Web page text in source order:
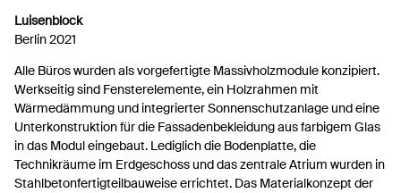
Luisenblock
Berlin 2021
Alle Büros wurden als vorgefertigte Massivholzmodule konzipiert.
Werkseitig sind Fensterelemente, ein Holzrahmen mit
Wärmedämmung und integrierter Sonnenschutzanlage und eine
Unterkonstruktion für die Fassadenbekleidung aus farbigem Glas
in das Modul eingebaut. Lediglich die Bodenplatte, die
Technikräume im Erdgeschoss und das zentrale Atrium wurden in
Stahlbetonfertigteilbauweise errichtet. Das Materialkonzept der